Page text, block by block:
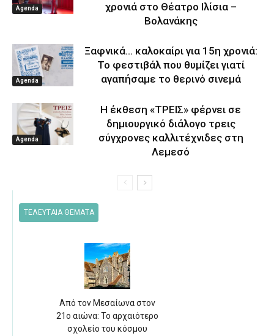
Agenda
χρονιά στο Θέατρο Ιλίσια –
Βολανάκης
Agenda
Ξαφνικά… καλοκαίρι για 15η χρονιά:
Το φεστιβάλ που θυμίζει γιατί
αγαπήσαμε το θερινό σινεμά
Agenda
Η έκθεση «ΤΡΕΙΣ» φέρνει σε
δημιουργικό διάλογο τρεις
σύγχρονες καλλιτέχνιδες στη
Λεμεσό
ΤΕΛΕΥΤΑΙΑ ΘΕΜΑΤΑ
Από τον Μεσαίωνα στον
21ο αιώνα: Το αρχαιότερο
σχολείο του κόσμου